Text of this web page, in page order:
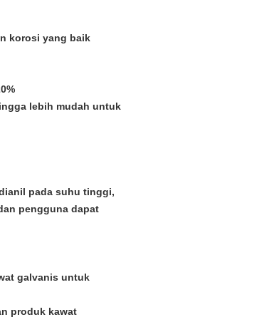
korosi yang baik
lebih mudah untuk
pada suhu tinggi,
pengguna dapat
galvanis untuk
produk kawat